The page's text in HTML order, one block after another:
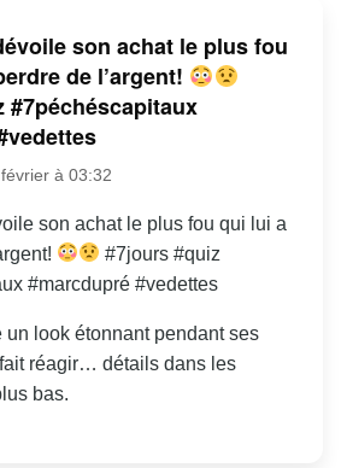
son achat le plus fou
de l’argent!
#7péchéscapitaux
à 03:32
son achat le plus fou qui lui a
#7jours #quiz
#marcdupré #vedettes
un look étonnant pendant ses
réagir… détails dans les
bas.